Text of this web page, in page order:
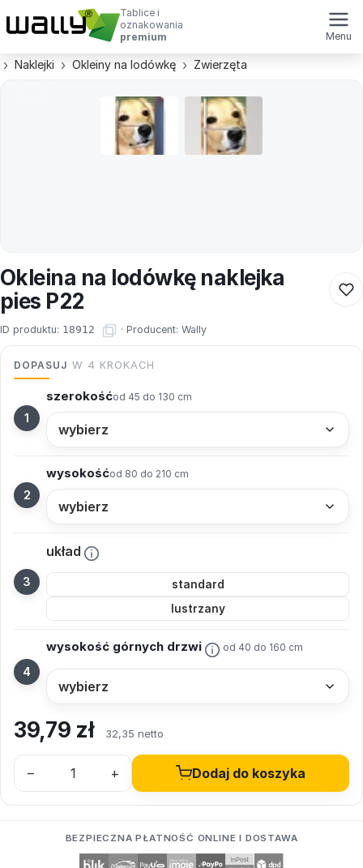
Tablice i
oznakowania
premium
Menu
Naklejki Okleiny na lodówkę Zwierzęta
Okleina na lodówkę naklejka
pies P22
ID produktu: 18912 · Producent: Wally
DOPASUJ W 4 KROKACH
szerokośćod 45 do 130 cm
wysokośćod 80 do 210 cm
układ
standard
lustrzany
wysokość górnych drzwi od 40 do 160 cm
39,79 zł 32,35 netto
– + Dodaj do koszyka
BEZPIECZNA PŁATNOŚĆ ONLINE I DOSTAWA